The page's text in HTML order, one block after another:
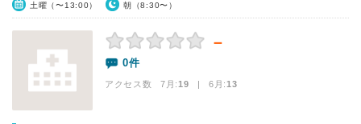
土曜（〜13:00） 朝（8:30〜）
－
0件
アクセス数 7月:19 | 6月:13